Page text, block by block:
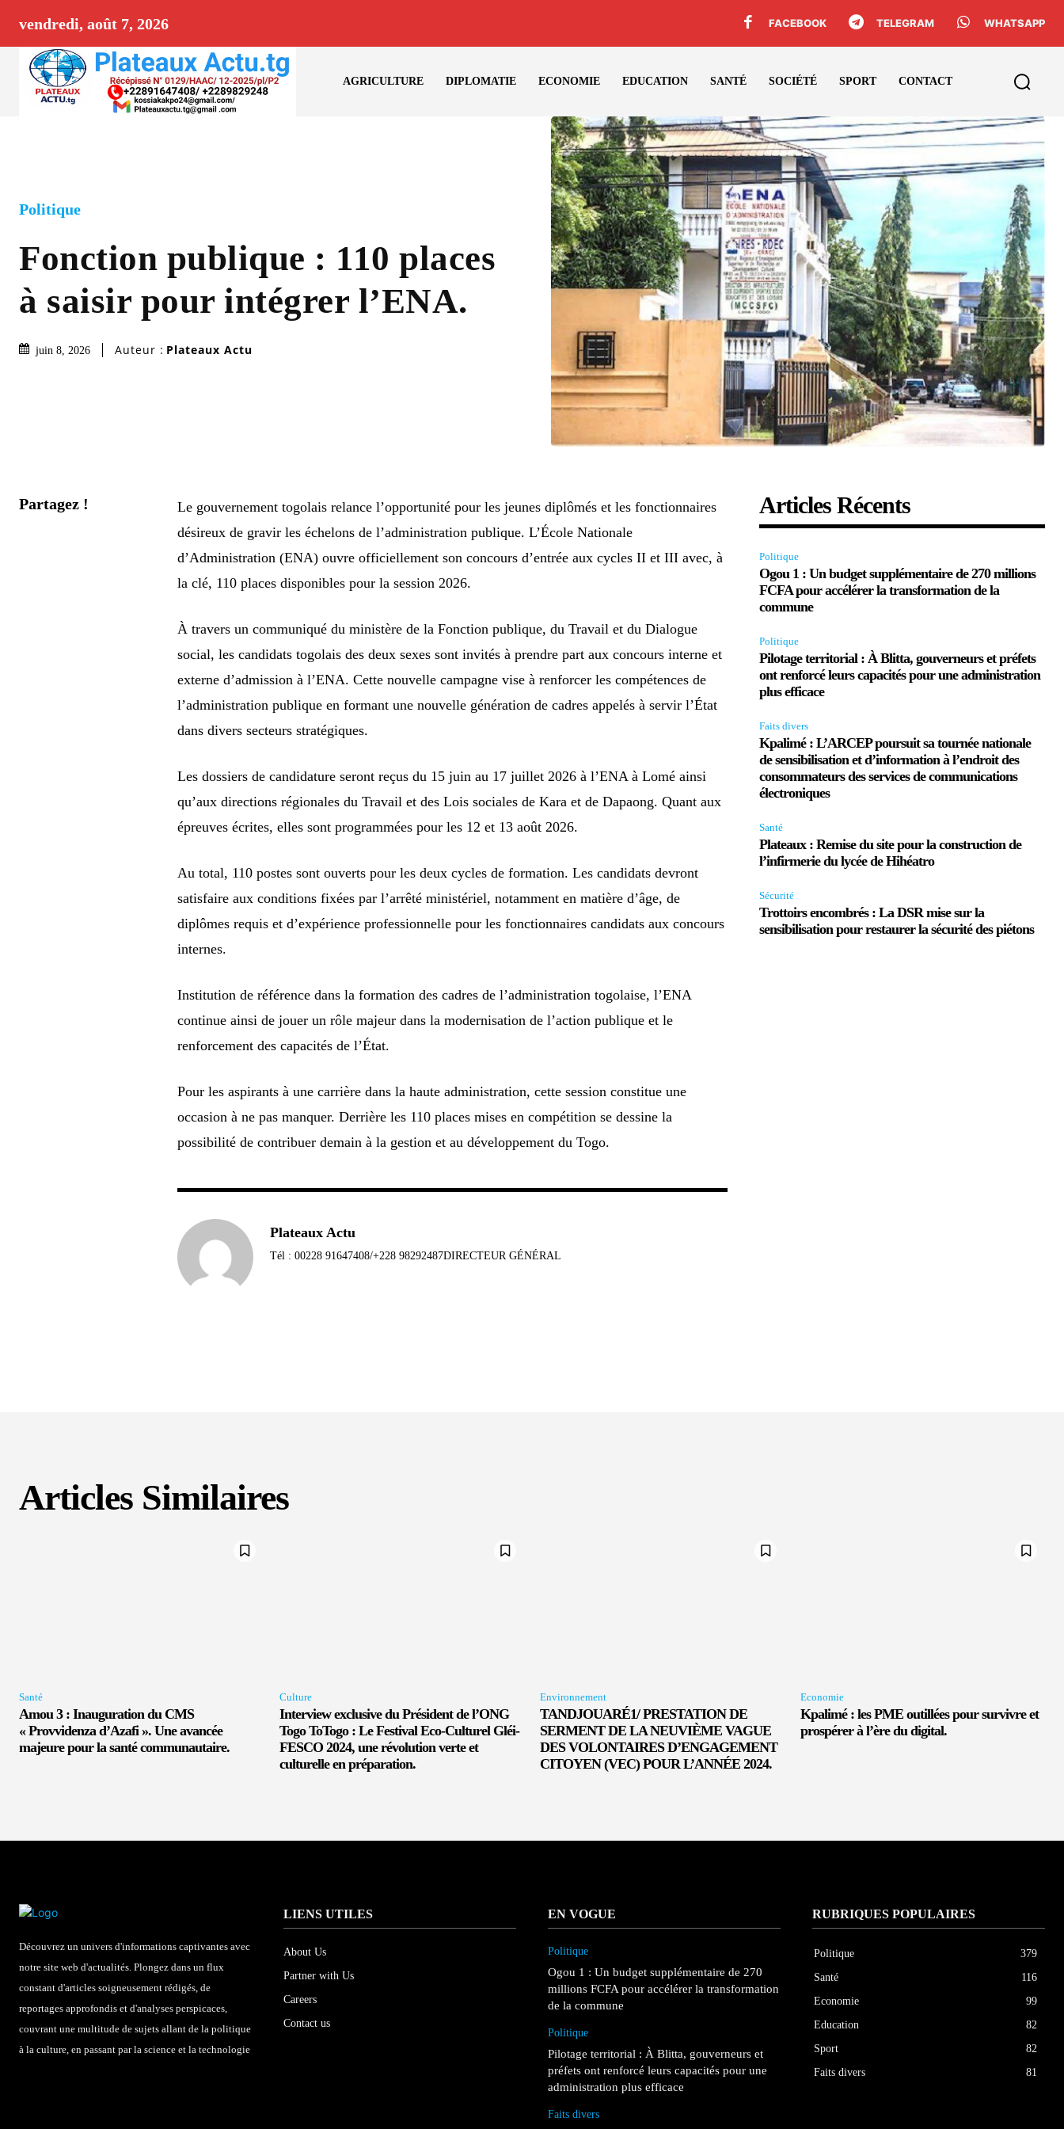
vendredi, août 7, 2026 FACEBOOK TELEGRAM WHATSAPP
AGRICULTURE DIPLOMATIE ECONOMIE EDUCATION SANTÉ SOCIÉTÉ SPORT CONTACT
Politique
Fonction publique : 110 places
à saisir pour intégrer l’ENA.
juin 8, 2026 Auteur : Plateaux Actu
Partagez !
Le gouvernement togolais relance l’opportunité pour les jeunes diplômés et les fonctionnaires
désireux de gravir les échelons de l’administration publique. L’École Nationale
d’Administration (ENA) ouvre officiellement son concours d’entrée aux cycles II et III avec, à
la clé, 110 places disponibles pour la session 2026.
À travers un communiqué du ministère de la Fonction publique, du Travail et du Dialogue
social, les candidats togolais des deux sexes sont invités à prendre part aux concours interne et
externe d’admission à l’ENA. Cette nouvelle campagne vise à renforcer les compétences de
l’administration publique en formant une nouvelle génération de cadres appelés à servir l’État
dans divers secteurs stratégiques.
Les dossiers de candidature seront reçus du 15 juin au 17 juillet 2026 à l’ENA à Lomé ainsi
qu’aux directions régionales du Travail et des Lois sociales de Kara et de Dapaong. Quant aux
épreuves écrites, elles sont programmées pour les 12 et 13 août 2026.
Au total, 110 postes sont ouverts pour les deux cycles de formation. Les candidats devront
satisfaire aux conditions fixées par l’arrêté ministériel, notamment en matière d’âge, de
diplômes requis et d’expérience professionnelle pour les fonctionnaires candidats aux concours
internes.
Institution de référence dans la formation des cadres de l’administration togolaise, l’ENA
continue ainsi de jouer un rôle majeur dans la modernisation de l’action publique et le
renforcement des capacités de l’État.
Pour les aspirants à une carrière dans la haute administration, cette session constitue une
occasion à ne pas manquer. Derrière les 110 places mises en compétition se dessine la
possibilité de contribuer demain à la gestion et au développement du Togo.
Plateaux Actu
Tél : 00228 91647408/+228 98292487DIRECTEUR GÉNÉRAL
Articles Récents
Politique
Ogou 1 : Un budget supplémentaire de 270 millions
FCFA pour accélérer la transformation de la
commune
Politique
Pilotage territorial : À Blitta, gouverneurs et préfets
ont renforcé leurs capacités pour une administration
plus efficace
Faits divers
Kpalimé : L’ARCEP poursuit sa tournée nationale
de sensibilisation et d’information à l’endroit des
consommateurs des services de communications
électroniques
Santé
Plateaux : Remise du site pour la construction de
l’infirmerie du lycée de Hihéatro
Sécurité
Trottoirs encombrés : La DSR mise sur la
sensibilisation pour restaurer la sécurité des piétons
Articles Similaires
Santé
Amou 3 : Inauguration du CMS
« Provvidenza d’Azafi ». Une avancée
majeure pour la santé communautaire.
Culture
Interview exclusive du Président de l’ONG
Togo ToTogo : Le Festival Eco-Culturel Gléi-
FESCO 2024, une révolution verte et
culturelle en préparation.
Environnement
TANDJOUARÉ1/ PRESTATION DE
SERMENT DE LA NEUVIÈME VAGUE
DES VOLONTAIRES D’ENGAGEMENT
CITOYEN (VEC) POUR L’ANNÉE 2024.
Economie
Kpalimé : les PME outillées pour survivre et
prospérer à l’ère du digital.
Découvrez un univers d'informations captivantes avec
notre site web d'actualités. Plongez dans un flux
constant d'articles soigneusement rédigés, de
reportages approfondis et d'analyses perspicaces,
couvrant une multitude de sujets allant de la politique
à la culture, en passant par la science et la technologie
LIENS UTILES
About Us
Partner with Us
Careers
Contact us
EN VOGUE
Politique
Ogou 1 : Un budget supplémentaire de 270
millions FCFA pour accélérer la transformation
de la commune
Politique
Pilotage territorial : À Blitta, gouverneurs et
préfets ont renforcé leurs capacités pour une
administration plus efficace
Faits divers
RUBRIQUES POPULAIRES
Politique
379
Santé
116
Economie
99
Education
82
Sport
82
Faits divers
81